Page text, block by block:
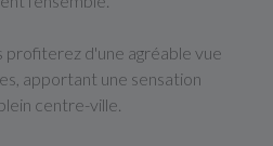
d'une agréable vue
apportant une sensation
centre-ville.